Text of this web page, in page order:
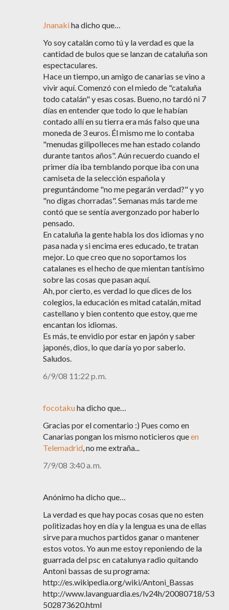
Jnanakiha dicho que…
Yo soy catalán como tú y la verdad es que la
cantidad de bulos que se lanzan de cataluña son
espectaculares.
Hace un tiempo, un amigo de canarias se vino a
vivir aquí. Comenzó con el miedo de "cataluña
todo catalán" y esas cosas. Bueno, no tardó ni 7
días en entender que todo lo que le habían
contado allí en su tierra era más falso que una
moneda de 3 euros. Él mismo me lo contaba
"menudas gilipolleces me han estado colando
durante tantos años". Aún recuerdo cuando el
primer día iba temblando porque iba con una
camiseta de la selección española y
preguntándome "no me pegarán verdad?" y yo
"no digas chorradas". Semanas más tarde me
contó que se sentía avergonzado por haberlo
pensado.
En cataluña la gente habla los dos idiomas y no
pasa nada y si encima eres educado, te tratan
mejor. Lo que creo que no soportamos los
catalanes es el hecho de que mientan tantísimo
sobre las cosas que pasan aquí.
Ah, por cierto, es verdad lo que dices de los
colegios, la educación es mitad catalán, mitad
castellano y bien contento que estoy, que me
encantan los idiomas.
Es más, te envidio por estar en japón y saber
japonés, dios, lo que daría yo por saberlo.
Saludos.
6/9/08 11:22 p. m.
focotakuha dicho que…
Gracias por el comentario :) Pues como en
Canarias pongan los mismo noticieros queen
Telemadrid, no me extraña...
7/9/08 3:40 a. m.
Anónimo ha dicho que…
La verdad es que hay pocas cosas que no esten
politizadas hoy en día y la lengua es una de ellas
sirve para muchos partidos ganar o mantener
estos votos. Yo aun me estoy reponiendo de la
guarrada del psc en catalunya radio quitando
Antoni bassas de su programa:
http://es.wikipedia.org/wiki/Antoni_Bassas
http://www.lavanguardia.es/lv24h/20080718/53
502873620.html